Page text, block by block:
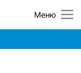
Меню